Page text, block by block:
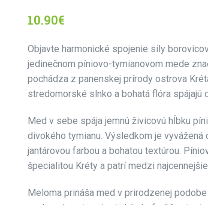
10.90€
Objavte harmonické spojenie sily
jedinečnom píniovo-tymianovom mede
pochádza z panenskej prírody ostrova
stredomorské slnko a bohatá flóra spájajú
Med v sebe spája jemnú živicovú hĺbku
divokého tymianu. Výsledkom je
jantárovou farbou a bohatou textúrou.
špecialitou Kréty a patrí medzi
Meloma prináša med v prirodzenej